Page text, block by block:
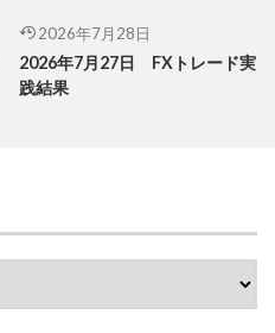
2026年7月28日
2026年7月27日 FXトレード実
践結果